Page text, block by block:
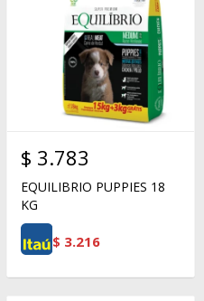
$ 3.783
EQUILIBRIO PUPPIES 18
KG
$ 3.216